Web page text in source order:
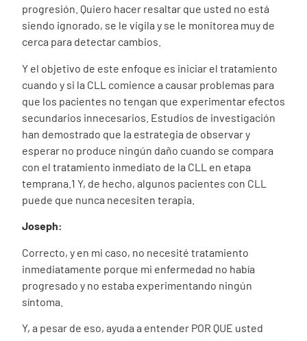
progresión. Quiero hacer resaltar que usted no está
siendo ignorado, se le vigila y se le monitorea muy de
cerca para detectar cambios.
Y el objetivo de este enfoque es iniciar el tratamiento
cuando y si la CLL comience a causar problemas para
que los pacientes no tengan que experimentar efectos
secundarios innecesarios. Estudios de investigación
han demostrado que la estrategia de observar y
esperar no produce ningún daño cuando se compara
con el tratamiento inmediato de la CLL en etapa
temprana. 1 Y, de hecho, algunos pacientes con CLL
puede que nunca necesiten terapia.
Joseph:
Correcto, y en mi caso, no necesité tratamiento
inmediatamente porque mi enfermedad no había
progresado y no estaba experimentando ningún
síntoma.
Y, a pesar de eso, ayuda a entender POR QUE usted